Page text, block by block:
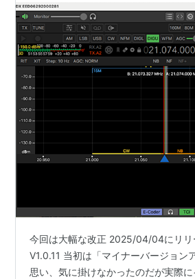
今回は大幅な改正 2025/04/04にリリ
V1.0.11 当初は「マイナーバージョン
思い、気に掛けなかったのだが実際